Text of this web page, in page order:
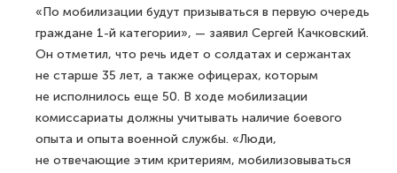
«По мобилизации будут призываться в первую очередь
граждане 1-й категории», — заявил Сергей Качковский.
Он отметил, что речь идет о солдатах и сержантах
не старше 35 лет, а также офицерах, которым
не исполнилось еще 50. В ходе мобилизации
комиссариаты должны учитывать наличие боевого
опыта и опыта военной службы. «Люди,
не отвечающие этим критериям, мобилизовываться